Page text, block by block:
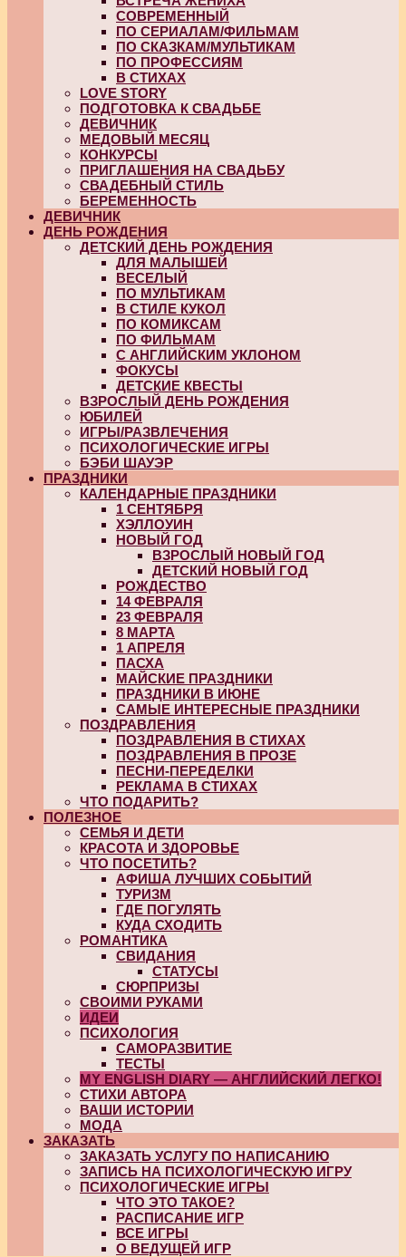
СОВРЕМЕННЫЙ
ПО СЕРИАЛАМ/ФИЛЬМАМ
ПО СКАЗКАМ/МУЛЬТИКАМ
ПО ПРОФЕССИЯМ
В СТИХАХ
LOVE STORY
ПОДГОТОВКА К СВАДЬБЕ
ДЕВИЧНИК
МЕДОВЫЙ МЕСЯЦ
КОНКУРСЫ
ПРИГЛАШЕНИЯ НА СВАДЬБУ
СВАДЕБНЫЙ СТИЛЬ
БЕРЕМЕННОСТЬ
ДЕВИЧНИК
ДЕНЬ РОЖДЕНИЯ
ДЕТСКИЙ ДЕНЬ РОЖДЕНИЯ
ДЛЯ МАЛЫШЕЙ
ВЕСЕЛЫЙ
ПО МУЛЬТИКАМ
В СТИЛЕ КУКОЛ
ПО КОМИКСАМ
ПО ФИЛЬМАМ
С АНГЛИЙСКИМ УКЛОНОМ
ФОКУСЫ
ДЕТСКИЕ КВЕСТЫ
ВЗРОСЛЫЙ ДЕНЬ РОЖДЕНИЯ
ЮБИЛЕЙ
ИГРЫ/РАЗВЛЕЧЕНИЯ
ПСИХОЛОГИЧЕСКИЕ ИГРЫ
БЭБИ ШАУЭР
ПРАЗДНИКИ
КАЛЕНДАРНЫЕ ПРАЗДНИКИ
1 СЕНТЯБРЯ
ХЭЛЛОУИН
НОВЫЙ ГОД
ВЗРОСЛЫЙ НОВЫЙ ГОД
ДЕТСКИЙ НОВЫЙ ГОД
РОЖДЕСТВО
14 ФЕВРАЛЯ
23 ФЕВРАЛЯ
8 МАРТА
1 АПРЕЛЯ
ПАСХА
МАЙСКИЕ ПРАЗДНИКИ
ПРАЗДНИКИ В ИЮНЕ
САМЫЕ ИНТЕРЕСНЫЕ ПРАЗДНИКИ
ПОЗДРАВЛЕНИЯ
ПОЗДРАВЛЕНИЯ В СТИХАХ
ПОЗДРАВЛЕНИЯ В ПРОЗЕ
ПЕСНИ-ПЕРЕДЕЛКИ
РЕКЛАМА В СТИХАХ
ЧТО ПОДАРИТЬ?
ПОЛЕЗНОЕ
СЕМЬЯ И ДЕТИ
КРАСОТА И ЗДОРОВЬЕ
ЧТО ПОСЕТИТЬ?
АФИША ЛУЧШИХ СОБЫТИЙ
ТУРИЗМ
ГДЕ ПОГУЛЯТЬ
КУДА СХОДИТЬ
РОМАНТИКА
СВИДАНИЯ
СТАТУСЫ
СЮРПРИЗЫ
СВОИМИ РУКАМИ
ИДЕИ
ПСИХОЛОГИЯ
САМОРАЗВИТИЕ
ТЕСТЫ
MY ENGLISH DIARY — АНГЛИЙСКИЙ ЛЕГКО!
СТИХИ АВТОРА
ВАШИ ИСТОРИИ
МОДА
ЗАКАЗАТЬ
ЗАКАЗАТЬ УСЛУГУ ПО НАПИСАНИЮ
ЗАПИСЬ НА ПСИХОЛОГИЧЕСКУЮ ИГРУ
ПСИХОЛОГИЧЕСКИЕ ИГРЫ
ЧТО ЭТО ТАКОЕ?
РАСПИСАНИЕ ИГР
ВСЕ ИГРЫ
О ВЕДУЩЕЙ ИГР